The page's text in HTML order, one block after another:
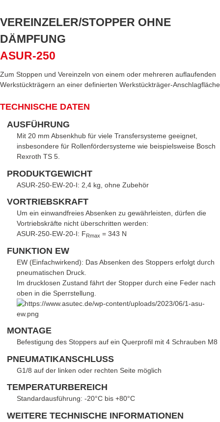
VEREINZELER/STOPPER OHNE
DÄMPFUNG
ASUR-250
Zum Stoppen und Vereinzeln von einem oder mehreren auflaufenden
Werkstückträgern an einer definierten Werkstückträger-Anschlagfläche
TECHNISCHE DATEN
AUSFÜHRUNG
Mit 20 mm Absenkhub für viele Transfersysteme geeignet,
insbesondere für Rollenfördersysteme wie beispielsweise Bosch
Rexroth TS 5.
PRODUKTGEWICHT
ASUR-250-EW-20-I: 2,4 kg, ohne Zubehör
VORTRIEBSKRAFT
Um ein einwandfreies Absenken zu gewährleisten, dürfen die
Vortriebskräfte nicht überschritten werden:
ASUR-250-EW-20-I: FRmax = 343 N
FUNKTION EW
EW (Einfachwirkend): Das Absenken des Stoppers erfolgt durch
pneumatischen Druck.
Im drucklosen Zustand fährt der Stopper durch eine Feder nach
oben in die Sperrstellung.
MONTAGE
Befestigung des Stoppers auf ein Querprofil mit 4 Schrauben M8
PNEUMATIKANSCHLUSS
G1/8 auf der linken oder rechten Seite möglich
TEMPERATURBEREICH
Standardausführung: -20°C bis +80°C
WEITERE TECHNISCHE INFORMATIONEN